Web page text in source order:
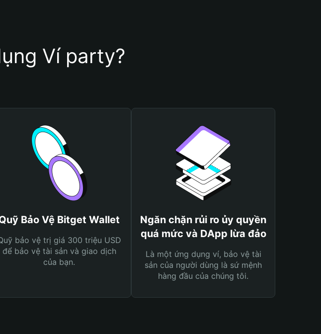
Ví party?
Bảo Vệ Bitget Wallet
bảo vệ trị giá 300 triệu USD
để bảo vệ tài sản và giao dịch
của bạn.
Ngăn chặn rủi ro ủy quyền
quá mức và DApp lừa đảo
Là một ứng dụng ví, bảo vệ tài
sản của người dùng là sứ mệnh
hàng đầu của chúng tôi.